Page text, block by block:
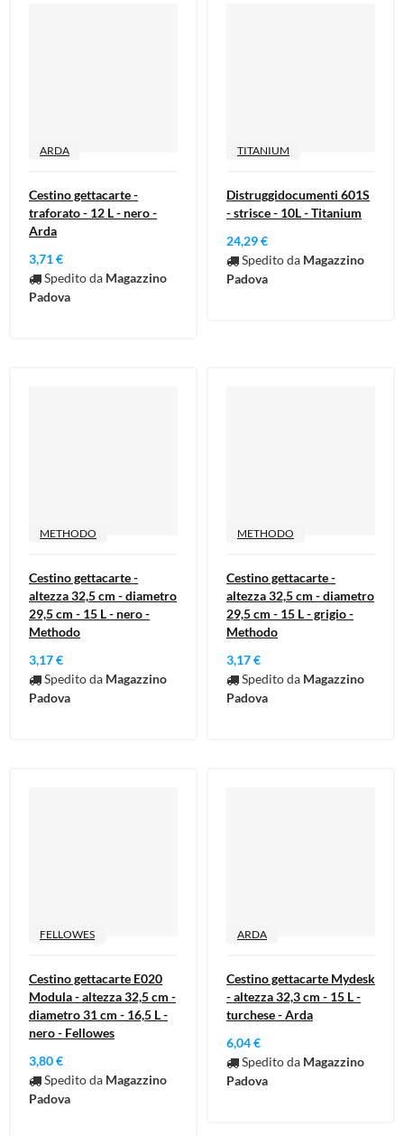
ARDA
Cestino gettacarte -
traforato - 12 L - nero -
Arda
3,71 €
Spedito da Magazzino
Padova
TITANIUM
Distruggidocumenti 601S
- strisce - 10L - Titanium
24,29 €
Spedito da Magazzino
Padova
METHODO
Cestino gettacarte -
altezza 32,5 cm - diametro
29,5 cm - 15 L - nero -
Methodo
3,17 €
Spedito da Magazzino
Padova
METHODO
Cestino gettacarte -
altezza 32,5 cm - diametro
29,5 cm - 15 L - grigio -
Methodo
3,17 €
Spedito da Magazzino
Padova
FELLOWES
Cestino gettacarte E020
Modula - altezza 32,5 cm -
diametro 31 cm - 16,5 L -
nero - Fellowes
3,80 €
Spedito da Magazzino
Padova
ARDA
Cestino gettacarte Mydesk
- altezza 32,3 cm - 15 L -
turchese - Arda
6,04 €
Spedito da Magazzino
Padova